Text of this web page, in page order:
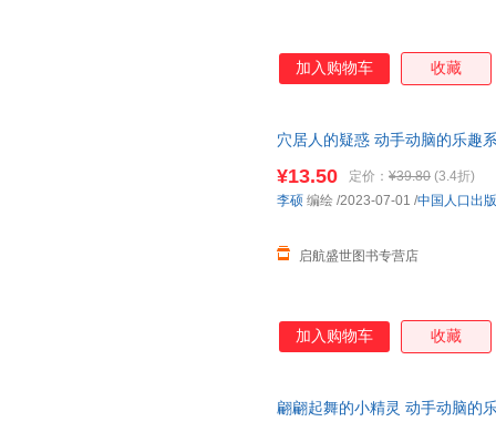
加入购物车 收藏
穴居人的疑惑 动手动脑的乐趣
¥13.50 定价： ¥39.80 (3.4折)
启航盛世图书专营店
李硕 编绘 /2023-07-01 /中国人口出
加入购物车 收藏
翩翩起舞的小精灵 动手动脑的